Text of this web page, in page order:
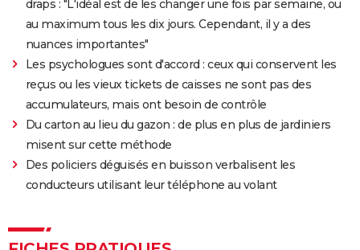
draps : "L'idéal est de les changer une fois par semaine, ou
au maximum tous les dix jours. Cependant, il y a des
nuances importantes"
Les psychologues sont d'accord : ceux qui conservent les
reçus ou les vieux tickets de caisses ne sont pas des
accumulateurs, mais ont besoin de contrôle
Du carton au lieu du gazon : de plus en plus de jardiniers
misent sur cette méthode
Des policiers déguisés en buisson verbalisent les
conducteurs utilisant leur téléphone au volant